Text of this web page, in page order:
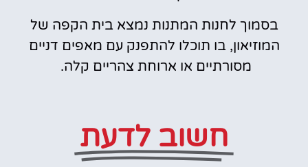
בסמוך לחנות המתנות נמצא בית הקפה של
המוזיאון, בו תוכלו להתפנק עם מאפים דניים
מסורתיים או ארוחת צהריים קלה.
חשוב לדעת